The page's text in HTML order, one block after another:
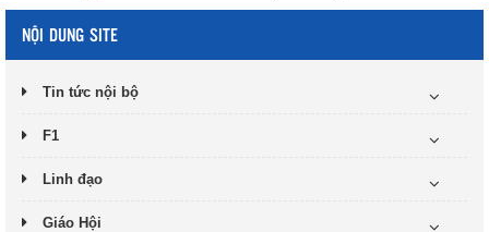
NỘI DUNG SITE
Tin tức nội bộ
F1
Linh đạo
Giáo Hội